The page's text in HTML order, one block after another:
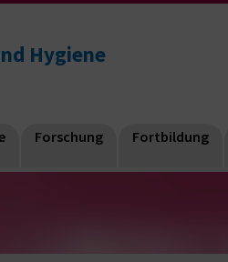
Hygiene
Forschung Fortbildung